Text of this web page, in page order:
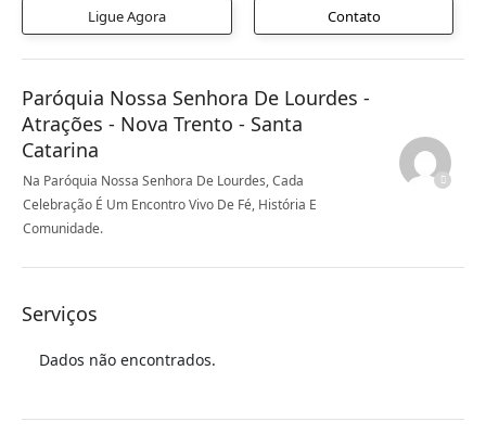
Ligue Agora Contato
Paróquia Nossa Senhora De Lourdes -
Atrações - Nova Trento - Santa
Catarina
Na Paróquia Nossa Senhora De Lourdes, Cada
Celebração É Um Encontro Vivo De Fé, História E
Comunidade.
Serviços
Dados não encontrados.